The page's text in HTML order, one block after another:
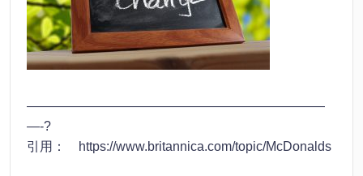
———————————————————————
—-?
引用： https://www.britannica.com/topic/McDonalds